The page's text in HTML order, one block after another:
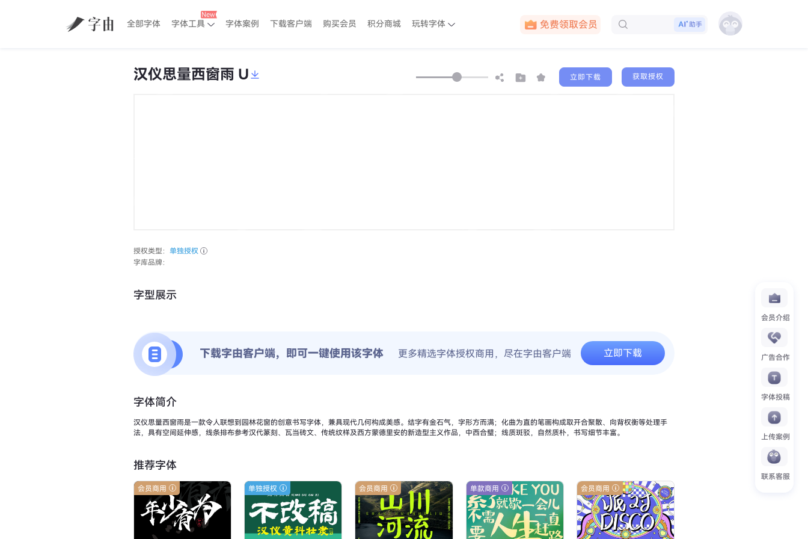
全部字体 字体工具 字体案例 下载客户端 购买会员 积分商城 玩转字体
免费领取会员
助手
会员介绍
广告合作
字体投稿
上传案例
联系客服
汉仪思量西窗雨 U 立即下载 获取授权
授权类型： 单独授权
字库品牌：
字型展示
下载字由客户端，即可一键使用该字体 更多精选字体授权商用，尽在字由客户端 立即下载
字体简介
汉仪思量西窗雨是一款令人联想到园林花窗的创意书写字体，兼具现代几何构成美感。结字有金石气，字形方而满；化曲为直的笔画构成取开合聚散、向背权衡等处理手
法，具有空间延伸感，线条排布参考汉代篆刻、瓦当砖文、传统纹样及西方蒙德里安的新造型主义作品，中西合璧；线质斑驳，自然质朴，书写细节丰富。
推荐字体
会员商用 单独授权 会员商用 单款商用 会员商用